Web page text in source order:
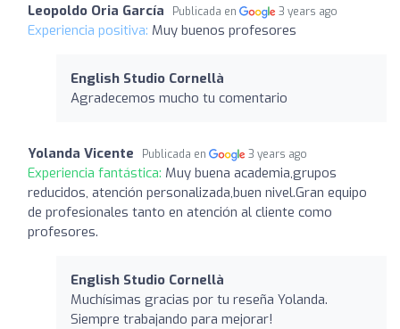
Leopoldo Oria García Publicada en 3 years ago
Experiencia positiva: Muy buenos profesores
English Studio Cornellà
Agradecemos mucho tu comentario
Yolanda Vicente Publicada en 3 years ago
Experiencia fantástica: Muy buena academia,grupos
reducidos, atención personalizada,buen nivel.Gran equipo
de profesionales tanto en atención al cliente como
profesores.
English Studio Cornellà
Muchísimas gracias por tu reseña Yolanda.
Siempre trabajando para mejorar!